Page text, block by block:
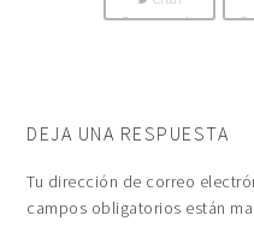
Comentario
DEJA UNA RESPUESTA
Tu dirección de correo
campos obligatorios están